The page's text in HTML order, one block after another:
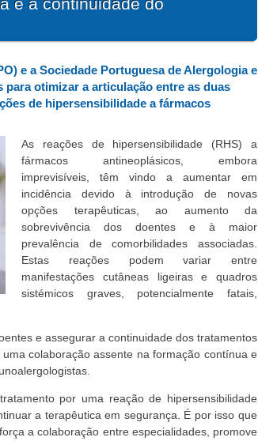
e a Sociedade Portuguesa de Alergologia e
otimizar a articulação entre as duas
de hipersensibilidade a fármacos
As reações de hipersensibilidade (RHS) a
fármacos antineoplásicos, embora
imprevisíveis, têm vindo a aumentar em
incidência devido à introdução de novas
opções terapêuticas, ao aumento da
sobrevivência dos doentes e à maior
prevalência de comorbilidades associadas.
Estas reações podem variar entre
manifestações cutâneas ligeiras e quadros
sistémicos graves, potencialmente fatais,
e assegurar a continuidade dos tratamentos
colaboração assente na formação contínua e
por uma reação de hipersensibilidade
a terapêutica em segurança. É por isso que
a colaboração entre especialidades, promove